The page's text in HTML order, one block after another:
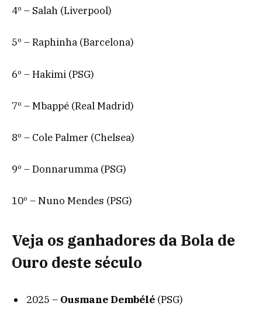
4º – Salah (Liverpool)
5º – Raphinha (Barcelona)
6º – Hakimi (PSG)
7º – Mbappé (Real Madrid)
8º – Cole Palmer (Chelsea)
9º – Donnarumma (PSG)
10º – Nuno Mendes (PSG)
Veja os ganhadores da Bola de
Ouro deste século
2025 – Ousmane Dembélé (PSG)